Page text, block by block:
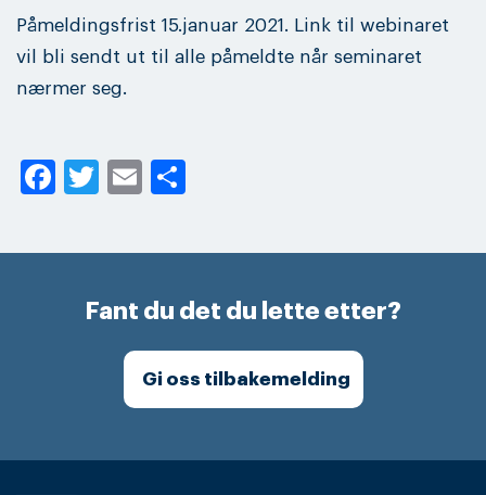
Påmeldingsfrist 15.januar 2021. Link til webinaret
vil bli sendt ut til alle påmeldte når seminaret
nærmer seg.
Facebook
Twitter
Email
Fant du det du lette etter?
Gi oss tilbakemelding